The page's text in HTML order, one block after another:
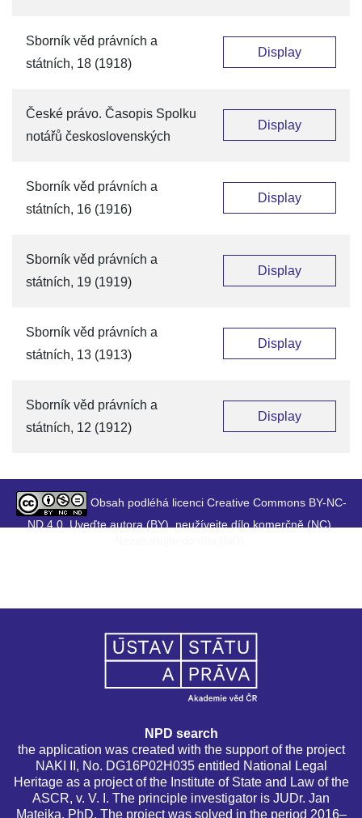
Sborník věd právních a
státních, 18 (1918)
Display
České právo. Časopis Spolku
notářů československých
Display
Sborník věd právních a
státních, 16 (1916)
Display
Sborník věd právních a
státních, 19 (1919)
Display
Sborník věd právních a
státních, 13 (1913)
Display
Sborník věd právních a
státních, 12 (1912)
Display
Obsah podléhá licenci Creative Commons BY-NC-
ND 4.0. Uveďte autora (BY), neužívejte dílo komerčně (NC),
NPD search
the application was created with the support of the project
NAKI II, No. DG16P02H035 entitled National Legal
Heritage as a project of the Institute of State and Law of the
ASCR, v. V. I. The principle investigator is JUDr. Jan
Matejka, PhD. The project was solved in the period 2016–